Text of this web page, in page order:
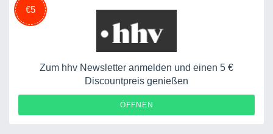
€5
Zum hhv Newsletter anmelden und einen 5 €
Discountpreis genießen
ÖFFNEN